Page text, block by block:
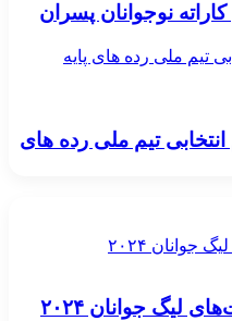
نوجوانان پسران
تیم ملی رده های پایه
تیم ملی رده های
۲۰۲۴
لیگ جوانان ۲۰۲۴